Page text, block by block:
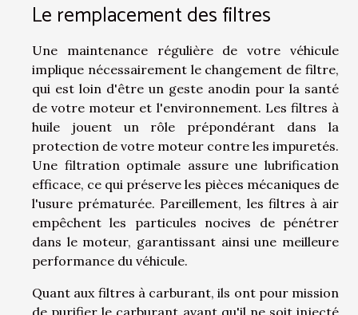
Le remplacement des filtres
Une maintenance régulière de votre véhicule
implique nécessairement le changement de filtre,
qui est loin d'être un geste anodin pour la santé
de votre moteur et l'environnement. Les filtres à
huile jouent un rôle prépondérant dans la
protection de votre moteur contre les impuretés.
Une filtration optimale assure une lubrification
efficace, ce qui préserve les pièces mécaniques de
l'usure prématurée. Pareillement, les filtres à air
empêchent les particules nocives de pénétrer
dans le moteur, garantissant ainsi une meilleure
performance du véhicule.
Quant aux filtres à carburant, ils ont pour mission
de purifier le carburant avant qu'il ne soit injecté